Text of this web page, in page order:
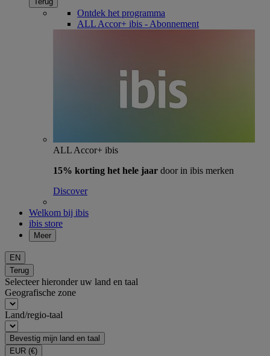
Ontdek het programma
ALL Accor+ ibis - Abonnement
ALL Accor+ ibis
15% korting het hele jaar door in ibis merken
Discover
Welkom bij ibis
ibis store
Meer
EN
Terug
Selecteer hieronder uw land en taal
Geografische zone
Land/regio-taal
Bevestig mijn land en taal
EUR (€)